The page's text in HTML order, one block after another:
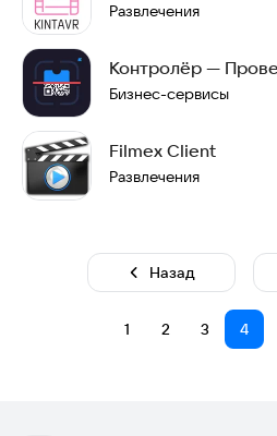
Развлечения
Контролёр —
Бизнес-сервисы
Filmex Client
Развлечения
Назад
1 2 3 4